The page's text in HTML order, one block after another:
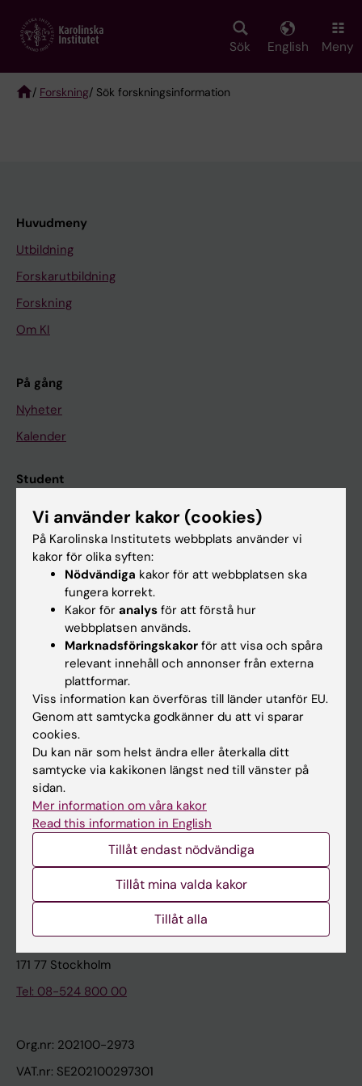
main
Sök English Meny
/ Forskning/ Sök forskningsinformation
Huvudmeny
Utbildning
Forskarutbildning
Forskning
Om KI
På gång
Nyheter
Kalender
Student
Ladok
Canvas
Schema
Studentmejlen
Kurs- och programwebbar
Student på KI
Medarbetare
Medarbetarportalen
Kontakta och besök KI
Universitetsbiblioteket
Stöd forskning och utbildning
Karolinska Institutet Innovation
Kontakta presstjänsten
Karolinska Institutet
171 77 Stockholm
Tel: 08-524 800 00
Org.nr: 202100-2973
VAT.nr: SE202100297301
Vi använder kakor (cookies)
På Karolinska Institutets webbplats använder vi
kakor för olika syften:
Nödvändiga kakor för att webbplatsen ska
fungera korrekt.
Kakor för analys för att förstå hur
webbplatsen används.
Marknadsföringskakor för att visa och spåra
relevant innehåll och annonser från externa
plattformar.
Viss information kan överföras till länder utanför EU.
Genom att samtycka godkänner du att vi sparar
cookies.
Du kan när som helst ändra eller återkalla ditt
samtycke via kakikonen längst ned till vänster på
sidan.
Mer information om våra kakor
Read this information in English
Tillåt endast nödvändiga
Tillåt mina valda kakor
Tillåt alla